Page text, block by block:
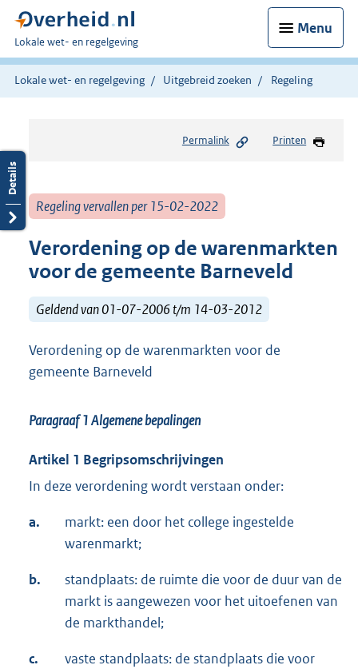
Menu
U
bent
hier:
Lokale wet- en regelgeving
Lokale wet- en regelgeving Uitgebreid zoeken Regeling
Permalink Printen
Regeling vervallen per 15-02-2022
Verordening op de warenmarkten
voor de gemeente Barneveld
Geldend van 01-07-2006 t/m 14-03-2012
Verordening op de warenmarkten voor de
gemeente Barneveld
Paragraaf 1 Algemene bepalingen
Artikel 1 Begripsomschrijvingen
In deze verordening wordt verstaan onder:
a.
markt: een door het college ingestelde
warenmarkt;
b.
standplaats: de ruimte die voor de duur van de
markt is aangewezen voor het uitoefenen van
de markthandel;
c.
vaste standplaats: de standplaats die voor